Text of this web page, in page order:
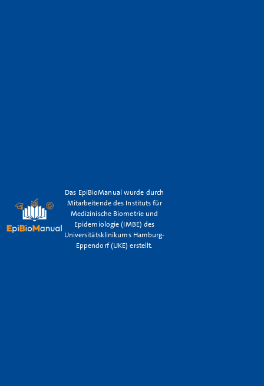
Das EpiBioManual wurde durch
Mitarbeitende des Instituts für
Medizinische Biometrie und
Epidemiologie (IMBE) des
Universitätsklinikums Hamburg-
Eppendorf (UKE) erstellt.